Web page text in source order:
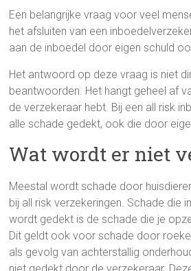
Een belangrijke vraag voor veel
het afsluiten van een
aan de inboedel door eigen schuld
Het antwoord op deze vraag is niet
beantwoorden. Het hangt geheel af
de verzekeraar hebt. Bij een all risk
alle schade gedekt, ook die door
Wat wordt er niet
Meestal wordt schade door
bij all risk verzekeringen. Schade die
wordt gedekt is de schade die je
Dit geldt ook voor schade door
als gevolg van achterstallig